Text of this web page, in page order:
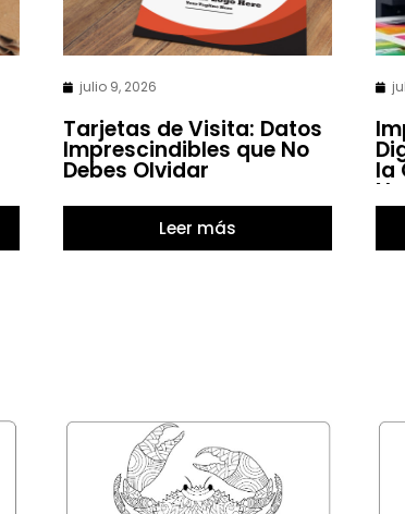
julio 9, 2026
Tarjetas de Visita: Datos
Imprescindibles que No
Debes Olvidar
Leer más
la